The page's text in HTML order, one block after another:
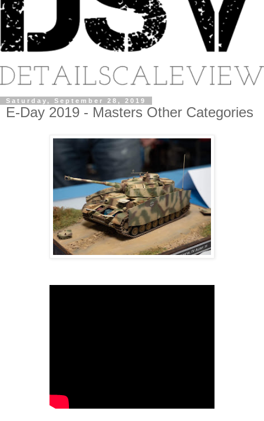
Saturday, September 28, 2019
E-Day 2019 - Masters Other Categories